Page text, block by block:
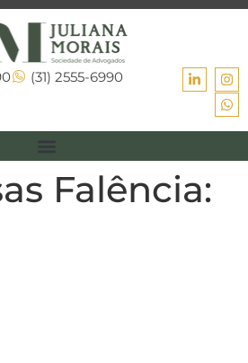
(31) 2555-6990
Falência: